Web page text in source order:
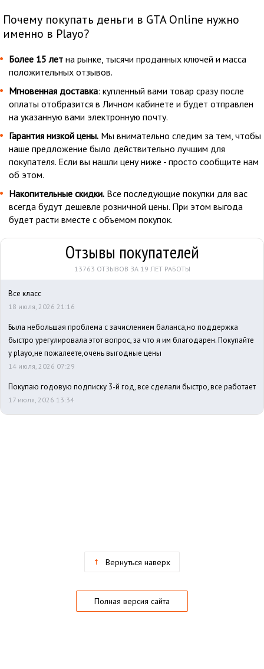
Почему покупать деньги в GTA Online нужно
именно в Playo?
Более 15 лет на рынке, тысячи проданных ключей и масса
положительных отзывов.
Мгновенная доставка: купленный вами товар сразу после
оплаты отобразится в Личном кабинете и будет отправлен
на указанную вами электронную почту.
Гарантия низкой цены. Мы внимательно следим за тем, чтобы
наше предложение было действительно лучшим для
покупателя. Если вы нашли цену ниже - просто сообщите нам
об этом.
Накопительные скидки. Все последующие покупки для вас
всегда будут дешевле розничной цены. При этом выгода
будет расти вместе с объемом покупок.
Отзывы покупателей
13763 ОТЗЫВОВ ЗА 19 ЛЕТ РАБОТЫ
Все класс
18 июля, 2026 21:16
Была небольшая проблема с зачислением баланса,но поддержка
быстро урегулировала этот вопрос, за что я им благодарен. Покупайте
у playo,не пожалеете,очень выгодные цены
14 июля, 2026 07:29
Покупаю годовую подписку 3-й год, все сделали быстро, все работает
17 июля, 2026 13:34
Вернуться наверх
Полная версия сайта